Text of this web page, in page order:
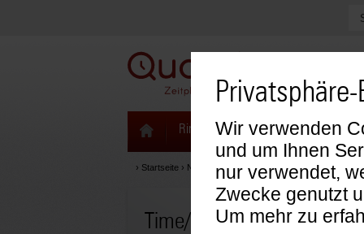
Wir verwenden
und um Ihnen
nur verwendet,
Zwecke genutzt
Um mehr zu
Ringbücher & Zeitplaner
› Startseite› Notizen, Mappen & Sonstiges› Time/
Time/system Notizbuch